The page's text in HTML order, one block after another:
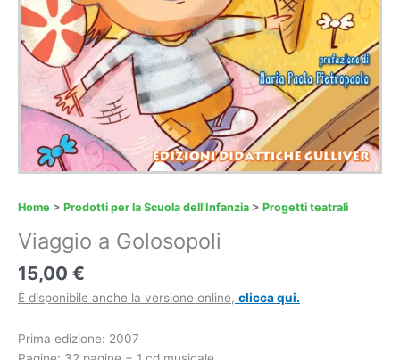
Home > Prodotti per la Scuola dell'Infanzia > Progetti teatrali
Viaggio a Golosopoli
15,00 €
È disponibile anche la versione online, cliccaqui.
Prima edizione: 2007